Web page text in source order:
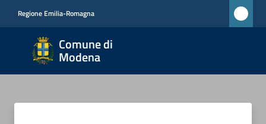
Regione Emilia-Romagna
Comune di
Modena
Comune
di
Modena
CIVICA